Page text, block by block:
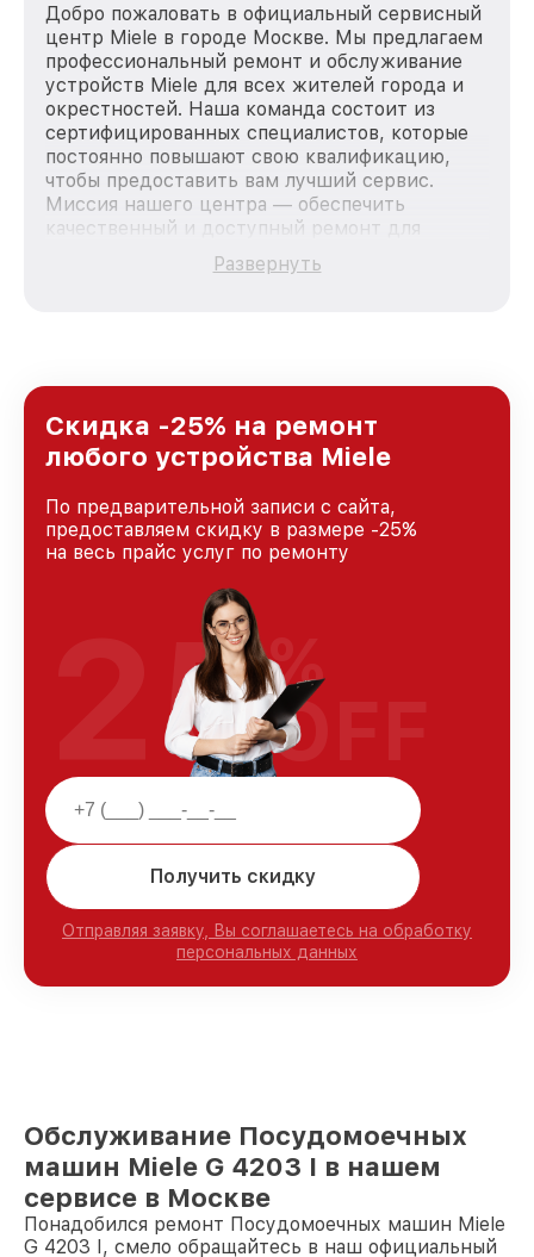
Добро пожаловать в официальный сервисный
центр Miele в городе Москве. Мы предлагаем
профессиональный ремонт и обслуживание
устройств Miele для всех жителей города и
окрестностей. Наша команда состоит из
сертифицированных специалистов, которые
постоянно повышают свою квалификацию,
чтобы предоставить вам лучший сервис.
Миссия нашего центра — обеспечить
качественный и доступный ремонт для
каждого пользователя продукции Miele, вне
зависимости от сложности поломки. Мы
и лояльности наших клиентов.
Развернуть
Скидка -25% на ремонт
любого устройства Miele
По предварительной записи с сайта,
предоставляем скидку в размере -25%
на весь прайс услуг по ремонту
Получить скидку
Отправляя заявку, Вы соглашаетесь на обработку
персональных данных
25%
OFF
Обслуживание Посудомоечных
машин Miele G 4203 I в нашем
сервисе в Москве
Понадобился ремонт Посудомоечных машин Miele
G 4203 I, смело обращайтесь в наш официальный